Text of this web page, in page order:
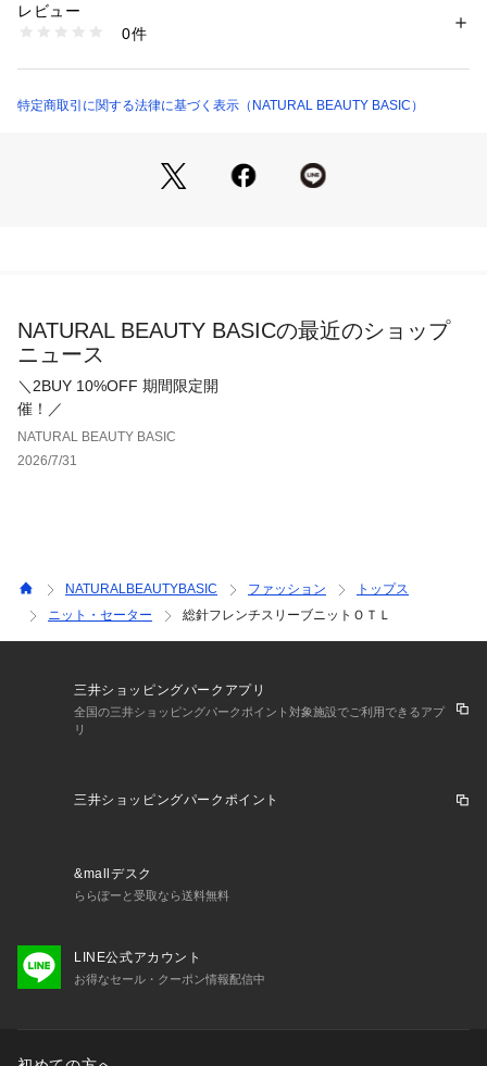
0175174500 （ショップ）
レビュー
0件
特定商取引に関する法律に基づく表示（NATURAL BEAUTY BASIC）
NATURAL BEAUTY BASICの最近のショップ
ニュース
＼2BUY 10%OFF 期間限定開
催！／
NATURAL BEAUTY BASIC
2026/7/31
NATURALBEAUTYBASIC ファッション
トップス
ニット・セーター
総針フレンチスリーブニットＯＴＬ
三井ショッピングパークアプリ
全国の三井ショッピングパークポイント対象施設でご利用できるアプ
リ
三井ショッピングパークポイント
&mallデスク
ららぽーと受取なら送料無料
LINE公式アカウント
お得なセール・クーポン情報配信中